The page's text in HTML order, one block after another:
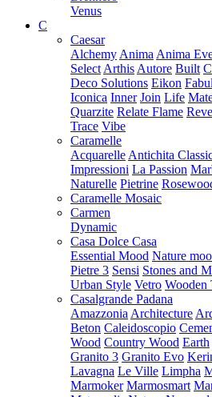
Venus
C
Caesar
Alchemy Anima Anima
Select Arthis Autore Built
Deco Solutions Eikon
Iconica Inner Join Life
Quarzite Relate Flame
Trace Vibe
Caramelle
Acquarelle Antichita
Impressioni La Passion
Naturelle Pietrine
Caramelle Mosaic
Carmen
Dynamic
Casa Dolce Casa
Essential Mood Nature
Pietre 3 Sensi Stones and
Urban Style Vetro Wooden
Casalgrande Padana
Amazzonia Architecture
Beton Caleidoscopio
Wood Country Wood Earth
Granito 3 Granito Evo
Lavagna Le Ville Limpha
Marmoker Marmosmart